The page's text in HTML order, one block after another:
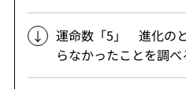
運命数「5」 進化の
らなかったことを調